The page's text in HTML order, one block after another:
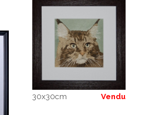
30x30cm Vendu